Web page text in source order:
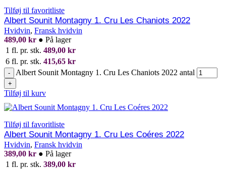
Tilføj til favoritliste
Albert Sounit Montagny 1. Cru Les Chaniots 2022
Hvidvin, Fransk hvidvin
489,00 kr ● På lager
1 fl. pr. stk. 489,00 kr
6 fl. pr. stk. 415,65 kr
- Albert Sounit Montagny 1. Cru Les Chaniots 2022 antal
+
Tilføj til kurv
Tilføj til favoritliste
Albert Sounit Montagny 1. Cru Les Coéres 2022
Hvidvin, Fransk hvidvin
389,00 kr ● På lager
1 fl. pr. stk. 389,00 kr